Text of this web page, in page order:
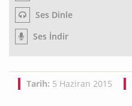
Ses Dinle
Ses İndir
Tarih: 5 Haziran 2015